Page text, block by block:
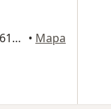
Avenida Santos Dumont, 2626 - Sala 616, Fortaleza • Mapa